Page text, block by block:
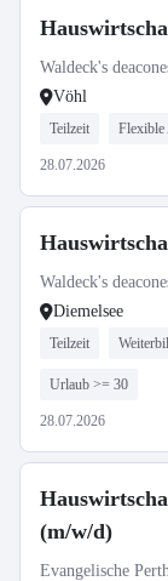
Waldeck's
Vöhl
Teilzeit Flexible
28.07.2026
Waldeck's
Diemelsee
Teilzeit
Urlaub >= 30
28.07.2026
(m/w/d)
Evangelische